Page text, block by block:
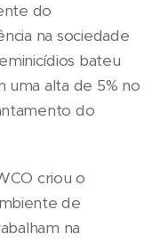
do
na sociedade
bateu
uma alta de 5% no
do
criou o
de
na